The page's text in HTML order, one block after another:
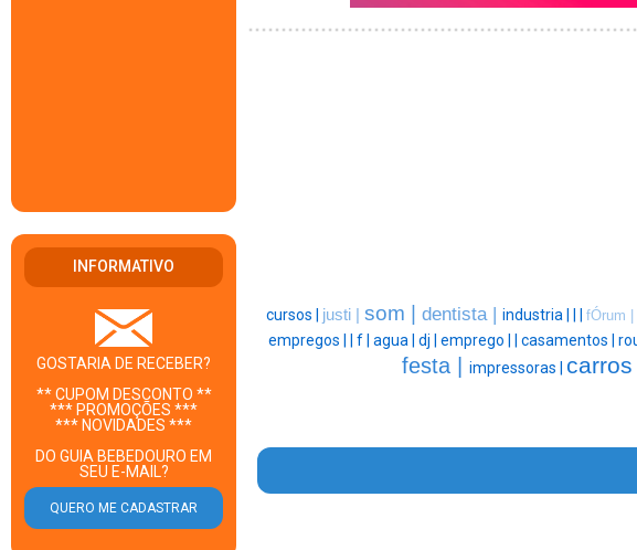
INFORMATIVO
GOSTARIA DE RECEBER?
** CUPOM DESCONTO **
*** PROMOÇÕES ***
*** NOVIDADES ***
DO GUIA BEBEDOURO EM
SEU E-MAIL?
cursos | justi | som | dentista | industria | fÓrum |
empregos |
f | agua | dj | emprego | casamentos |
festa | impressoras | carros